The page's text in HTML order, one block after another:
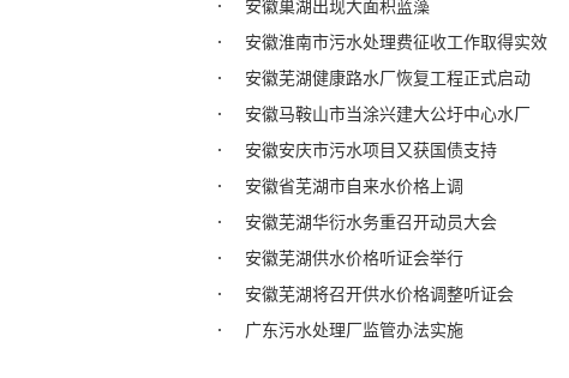
安徽巢湖出现大面积蓝藻
安徽淮南市污水处理费征收工作取得实效
安徽芜湖健康路水厂恢复工程正式启动
安徽马鞍山市当涂兴建大公圩中心水厂
安徽安庆市污水项目又获国债支持
安徽省芜湖市自来水价格上调
安徽芜湖华衍水务重召开动员大会
安徽芜湖供水价格听证会举行
安徽芜湖将召开供水价格调整听证会
广东污水处理厂监管办法实施